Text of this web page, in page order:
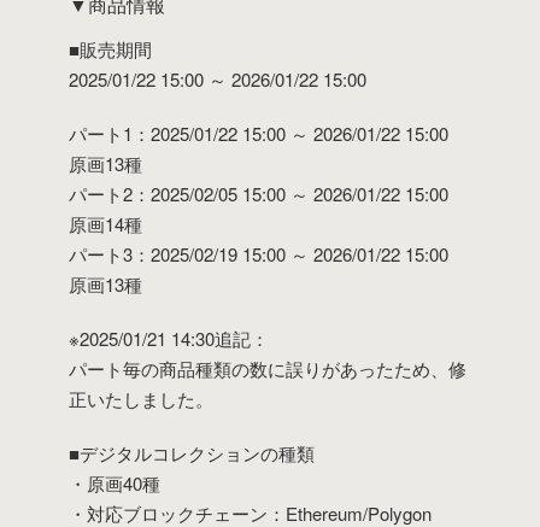
■販売期間
2025/01/22 15:00 ～ 2026/01/22 15:00
パート1：2025/01/22 15:00 ～ 2026/01/22 15:00
原画13種
パート2：2025/02/05 15:00 ～ 2026/01/22 15:00
原画14種
パート3：2025/02/19 15:00 ～ 2026/01/22 15:00
原画13種
※2025/01/21 14:30追記：
パート毎の商品種類の数に誤りがあったため、修
正いたしました。
■デジタルコレクションの種類
・原画40種
・対応ブロックチェーン：Ethereum/Polygon